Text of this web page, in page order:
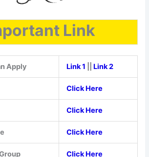
Link
Apply Link 1 Link 2
Click Here
Click Here
Click Here
Click Here